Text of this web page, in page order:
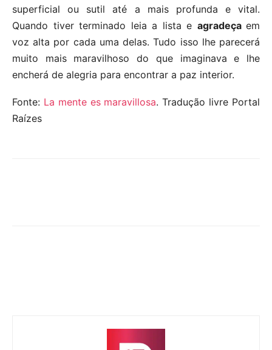
superficial ou sutil até a mais profunda e vital.
Quando tiver terminado leia a lista e agradeça em
voz alta por cada uma delas. Tudo isso lhe parecerá
muito mais maravilhoso do que imaginava e lhe
encherá de alegria para encontrar a paz interior.
Fonte: La mente es maravillosa. Tradução livre Portal
Raízes